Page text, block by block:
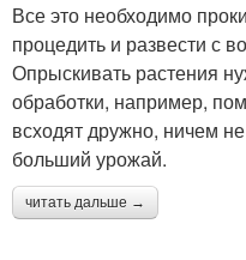
Все это необходимо
процедить и развести с
Опрыскивать растения
обработки, например,
всходят дружно, ничем
больший урожай.
читать дальше →